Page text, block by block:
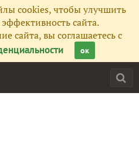
cookies, чтобы улучшить
сайта.
сайта, вы соглашаетесь с
ок